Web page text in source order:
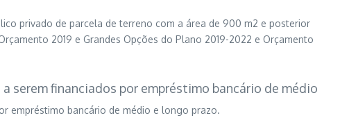
privado de parcela de terreno com a área de 900 m2 e posterior
2019 e Grandes Opções do Plano 2019-2022 e Orçamento
serem financiados por empréstimo bancário de médio
empréstimo bancário de médio e longo prazo.